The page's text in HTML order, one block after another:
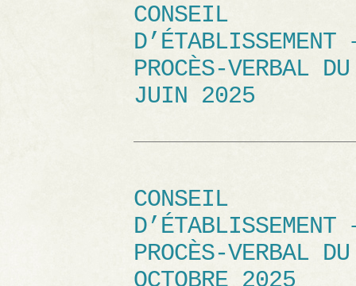
CONSEIL
D’ÉTABLISSEMENT
PROCÈS-VERBAL
JUIN 2025
CONSEIL
D’ÉTABLISSEMENT
PROCÈS-VERBAL
OCTOBRE 2025